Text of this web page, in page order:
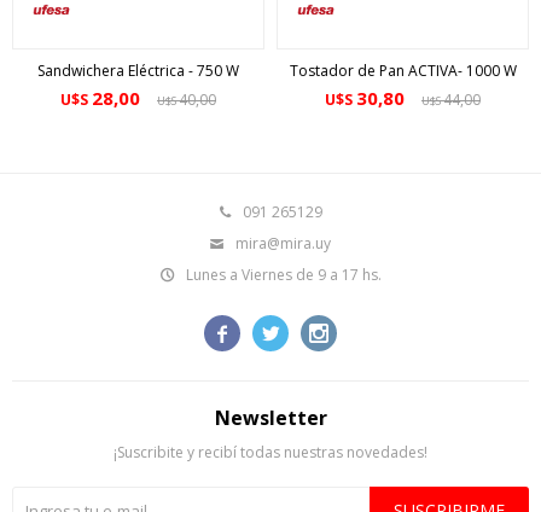
Sandwichera Eléctrica - 750 W
U$S 28,00 U$S40,00
Tostador de Pan ACTIVA- 1000 W
U$S 30,80 U$S44,00
091 265129
mira@mira.uy
Lunes a Viernes de 9 a 17 hs.
  
Newsletter
¡Suscribite y recibí todas nuestras novedades!